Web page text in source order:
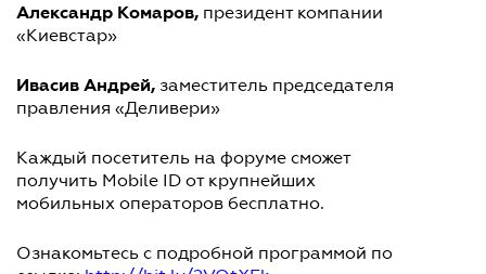
Александр Комаров, президент компании
«Киевстар»
Ивасив Андрей, заместитель председателя
правления «Деливери»
Каждый посетитель на форуме сможет
получить Mobile ID от крупнейших
мобильных операторов бесплатно.
Ознакомьтесь с подробной программой по